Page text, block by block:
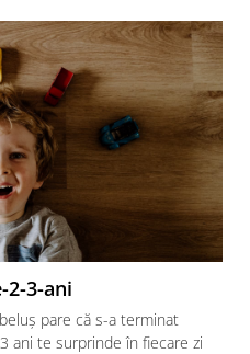
2-3-ani
pare că s-a terminat
ani te surprinde în fiecare zi